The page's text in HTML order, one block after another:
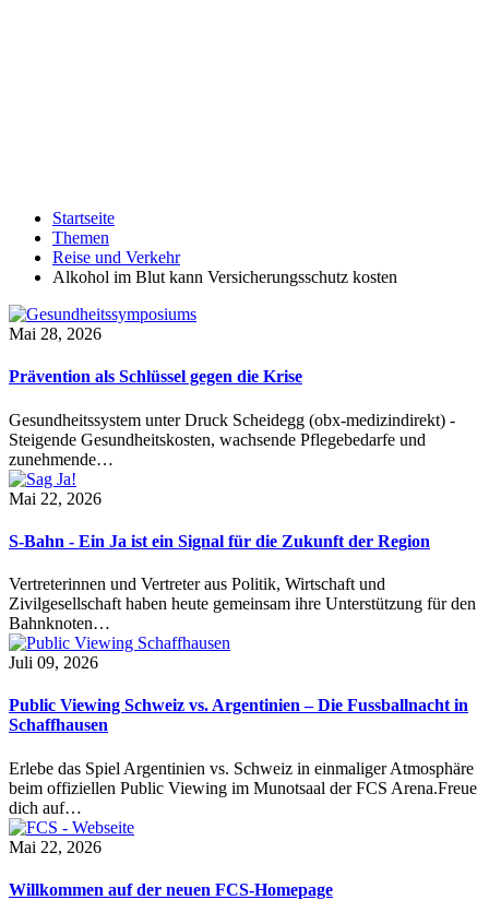
Startseite
Themen
Reise und Verkehr
Alkohol im Blut kann Versicherungsschutz kosten
Mai 28, 2026
Prävention als Schlüssel gegen die Krise
Gesundheitssystem unter Druck Scheidegg (obx-medizindirekt) -
Steigende Gesundheitskosten, wachsende Pflegebedarfe und
zunehmende…
Mai 22, 2026
S-Bahn - Ein Ja ist ein Signal für die Zukunft der Region
Vertreterinnen und Vertreter aus Politik, Wirtschaft und
Zivilgesellschaft haben heute gemeinsam ihre Unterstützung für den
Bahnknoten…
Juli 09, 2026
Public Viewing Schweiz vs. Argentinien – Die Fussballnacht in
Schaffhausen
Erlebe das Spiel Argentinien vs. Schweiz in einmaliger Atmosphäre
beim offiziellen Public Viewing im Munotsaal der FCS Arena.Freue
dich auf…
Mai 22, 2026
Willkommen auf der neuen FCS-Homepage